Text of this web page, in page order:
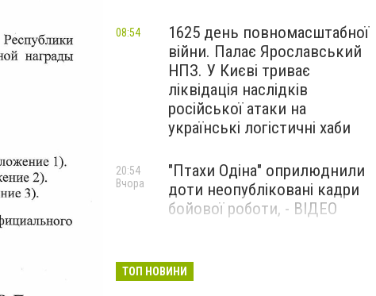
1625 день повномасштабної
війни. Палає Ярославський
НПЗ. У Києві триває
ліквідація наслідків
російської атаки на
українські логістичні хаби
08:54
"Птахи Одіна" оприлюднили
доти неопубліковані кадри
бойової роботи, - ВІДЕО
20:54
Вчора
Бєдняков зіграє тата
Вчора
ТОП НОВИНИ